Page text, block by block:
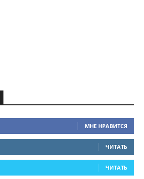
МНЕ НРАВИТСЯ
ЧИТАТЬ
ЧИТАТЬ